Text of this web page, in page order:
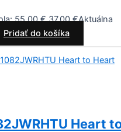
55,00 €.37,00€Aktuálna
Pridať do košíka
Heart